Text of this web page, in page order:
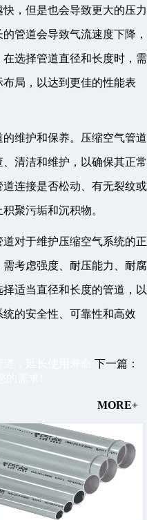
，但是也会导致更大的压力
管道会导致气流速度下降，
选择管道直径和长度时，需
局，以达到更佳的性能表
维护和保养。压缩空气管道
清洁和维护，以确保其正常
连接是否松动、有无裂纹或
聚污垢和沉积物。
对于维护压缩空气系统的正
考虑强度、耐压能力、耐腐
适当直径和长度的管道，以
的安全性、可靠性和高效
下一篇：
MORE+